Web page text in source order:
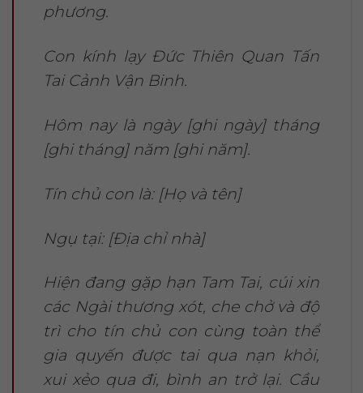
phương.
Con kính lạy Đức Thiên Quan Tấn
Tai Cảnh Vận Binh.
Hôm nay là ngày [ghi ngày] tháng
[ghi tháng] năm [ghi năm].
Tín chủ con là: [Họ và tên]
Ngụ tại: [Địa chỉ nhà]
Hiện đang gặp hạn Tam Tai, cúi xin
các Ngài thương xót, che chở và độ
trì cho tín chủ con cùng toàn thể
gia quyến được tai qua nạn khỏi,
xui xẻo qua đi, bình an trở lại. Cầu